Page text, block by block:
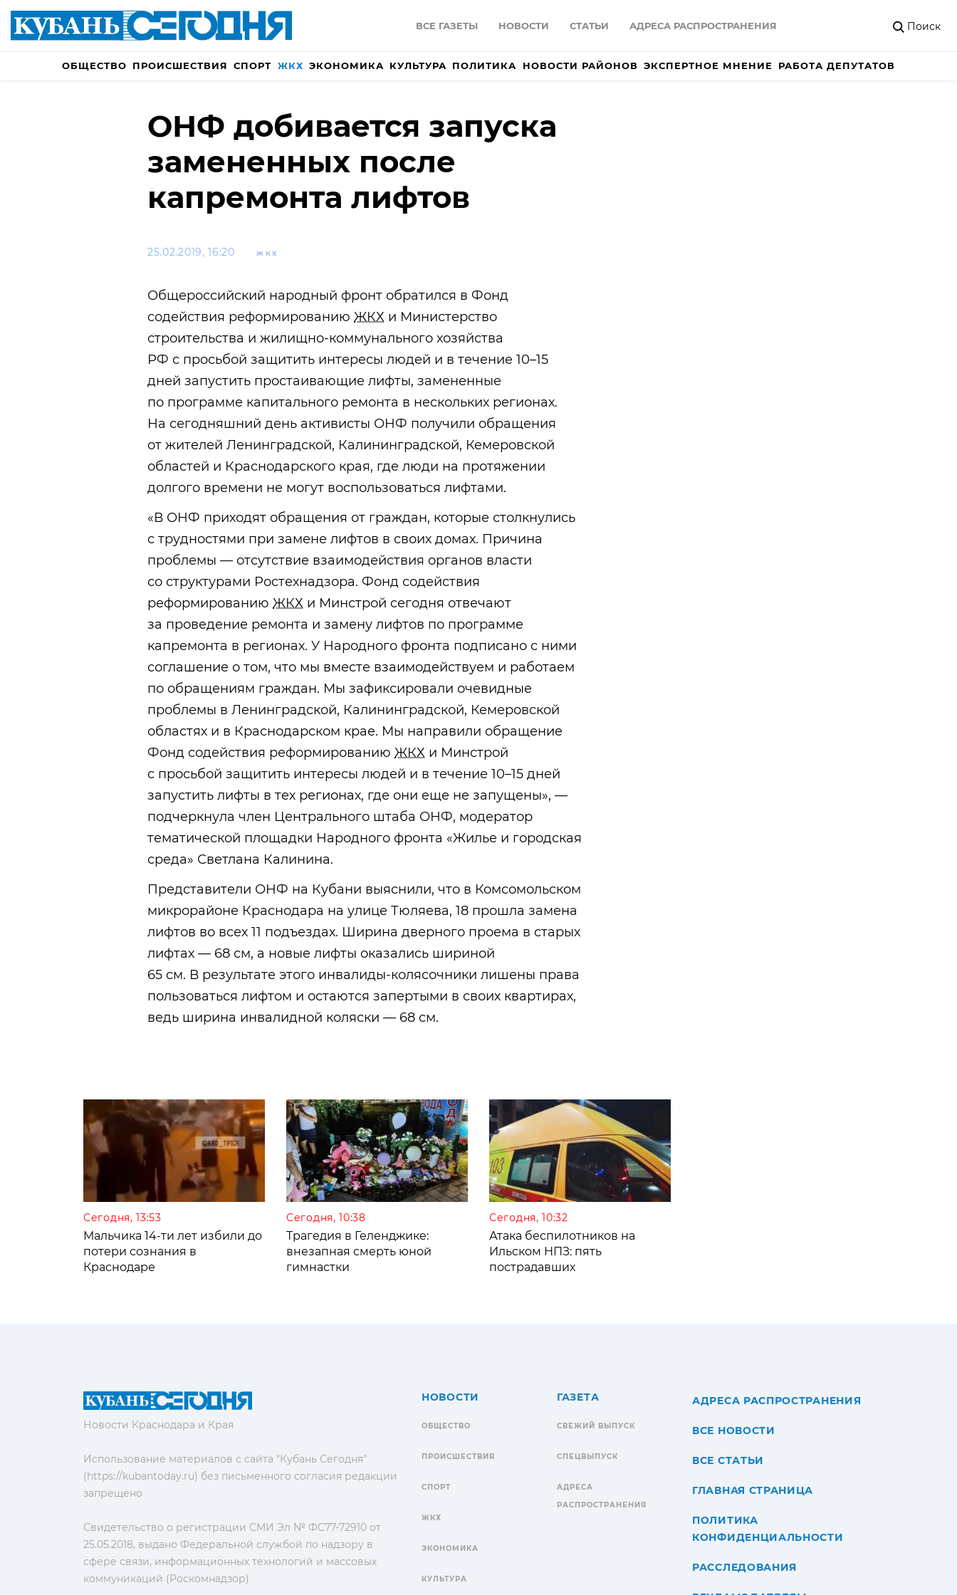
ВСЕ ГАЗЕТЫ НОВОСТИ СТАТЬИ АДРЕСА РАСПРОСТРАНЕНИЯ Поиск
ОБЩЕСТВО ПРОИСШЕСТВИЯ СПОРТ ЖКХ ЭКОНОМИКА КУЛЬТУРА ПОЛИТИКА НОВОСТИ РАЙОНОВ ЭКСПЕРТНОЕ МНЕНИЕ РАБОТА ДЕПУТАТОВ
ОНФ добивается запуска
замененных после
капремонта лифтов
25.02.2019, 16:20 ЖКХ
Общероссийский народный фронт обратился в Фонд
содействия реформированию ЖКХ и Министерство
строительства и жилищно-коммунального хозяйства
РФ с просьбой защитить интересы людей и в течение 10–15
дней запустить простаивающие лифты, замененные
по программе капитального ремонта в нескольких регионах.
На сегодняшний день активисты ОНФ получили обращения
от жителей Ленинградской, Калининградской, Кемеровской
областей и Краснодарского края, где люди на протяжении
долгого времени не могут воспользоваться лифтами.
«В ОНФ приходят обращения от граждан, которые столкнулись
с трудностями при замене лифтов в своих домах. Причина
проблемы — отсутствие взаимодействия органов власти
со структурами Ростехнадзора. Фонд содействия
реформированию ЖКХ и Минстрой сегодня отвечают
за проведение ремонта и замену лифтов по программе
капремонта в регионах. У Народного фронта подписано с ними
соглашение о том, что мы вместе взаимодействуем и работаем
по обращениям граждан. Мы зафиксировали очевидные
проблемы в Ленинградской, Калининградской, Кемеровской
областях и в Краснодарском крае. Мы направили обращение
Фонд содействия реформированию ЖКХ и Минстрой
с просьбой защитить интересы людей и в течение 10–15 дней
запустить лифты в тех регионах, где они еще не запущены», —
подчеркнула член Центрального штаба ОНФ, модератор
тематической площадки Народного фронта «Жилье и городская
среда» Светлана Калинина.
Представители ОНФ на Кубани выяснили, что в Комсомольском
микрорайоне Краснодара на улице Тюляева, 18 прошла замена
лифтов во всех 11 подъездах. Ширина дверного проема в старых
лифтах — 68 см, а новые лифты оказались шириной
65 см. В результате этого инвалиды-колясочники лишены права
пользоваться лифтом и остаются запертыми в своих квартирах,
ведь ширина инвалидной коляски — 68 см.
Сегодня, 13:53
Мальчика 14-ти лет избили до
потери сознания в
Краснодаре
Сегодня, 10:38
Трагедия в Геленджике:
внезапная смерть юной
гимнастки
Сегодня, 10:32
Атака беспилотников на
Ильском НПЗ: пять
пострадавших
Новости Краснодара и Края
Использование материалов с сайта "Кубань Сегодня"
(https://kubantoday.ru) без письменного согласия редакции
запрещено
Свидетельство о регистрации СМИ Эл № ФС77-72910 от
25.05.2018, выдано Федеральной службой по надзору в
сфере связи, информационных технологий и массовых
коммуникаций (Роскомнадзор)
НОВОСТИ
ОБЩЕСТВО
ПРОИСШЕСТВИЯ
СПОРТ
ЖКХ
ЭКОНОМИКА
КУЛЬТУРА
ГАЗЕТА
СВЕЖИЙ ВЫПУСК
СПЕЦВЫПУСК
АДРЕСА
РАСПРОСТРАНЕНИЯ
АДРЕСА РАСПРОСТРАНЕНИЯ
ВСЕ НОВОСТИ
ВСЕ СТАТЬИ
ГЛАВНАЯ СТРАНИЦА
ПОЛИТИКА
КОНФИДЕНЦИАЛЬНОСТИ
РАССЛЕДОВАНИЯ